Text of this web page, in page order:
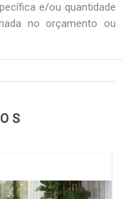
e/ou quantidade
no orçamento ou